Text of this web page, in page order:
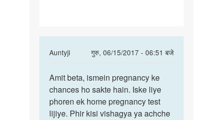
Auntyji
गुरु, 06/15/2017 - 06:51 बजे
In
to
Anty
ji
वीर्य
Amit
beta,
ismein
pregnancy
Amit beta, ismein pregnancy ke
chances ho sakte hain. Iske liye
phoren ek home pregnancy test
lijiye. Phir kisi vishagya ya achche